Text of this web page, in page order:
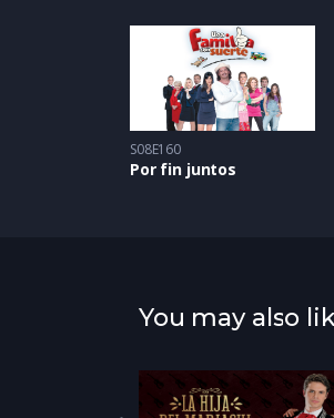
S08E160
Por fin juntos
You may also